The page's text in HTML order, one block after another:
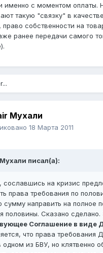
именно с моментом оплаты.
такую "связку" в
право собственности на
ранее передачи самого
Мухали
18 Марта 2011
писал(а):
сославшись на кризис
права требования по
сумму направить на полное
половины. Сказано сделано.
Соглашение в виде
что права требования
одном из БВУ, но клятвенно